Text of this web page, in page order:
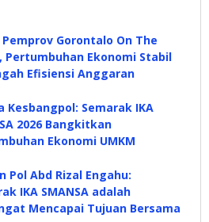
Pemprov Gorontalo On The
Pertumbuhan Ekonomi Stabil
Efisiensi Anggaran
Kesbangpol: Semarak IKA
2026 Bangkitkan
Ekonomi UMKM
Pol Abd Rizal Engahu:
IKA SMANSA adalah
Mencapai Tujuan Bersama